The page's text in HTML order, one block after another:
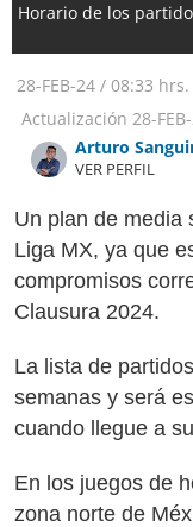
Horario de los
28-FEB-24 / 08:33 hrs.
Actualización 28-
Arturo
VER PERFIL
Un plan de media
Liga MX, ya que
compromisos
Clausura 2024.
La lista de
semanas y será
cuando llegue a
En los juegos de
zona norte de